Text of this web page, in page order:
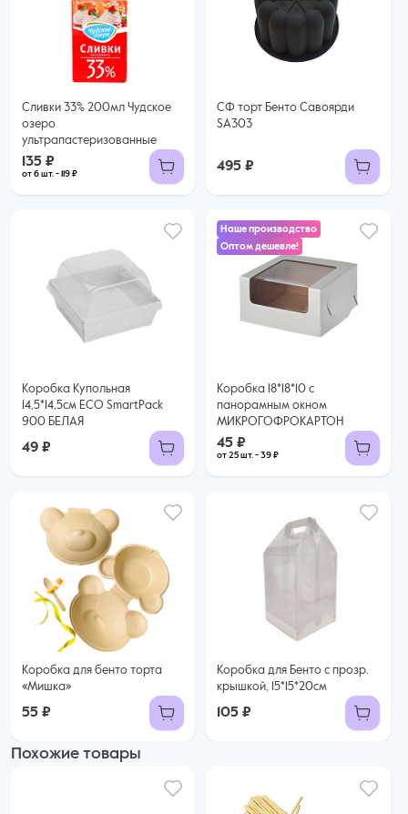
Сливки 33% 200мл Чудское
озеро
ультрапастеризованные
135 ₽
от 6 шт. - 119 ₽
135 ₽
119 ₽ за шт. при заказе от 6 шт.
Купить оптом
СФ торт Бенто Савоярди
SA303
495 ₽
Коробка Купольная
14,5*14,5см ECO SmartPack
900 БЕЛАЯ
49 ₽
Наше производство
Оптом дешевле!
Коробка 18*18*10 с
панорамным окном
МИКРОГОФРОКАРТОН
45 ₽
от 25 шт. - 39 ₽
45 ₽
39 ₽ за шт. при заказе от 25 шт.
Купить оптом
Коробка для бенто торта
«Мишка»
55 ₽
Коробка для Бенто с прозр.
крышкой, 15*15*20см
105 ₽
Похожие товары